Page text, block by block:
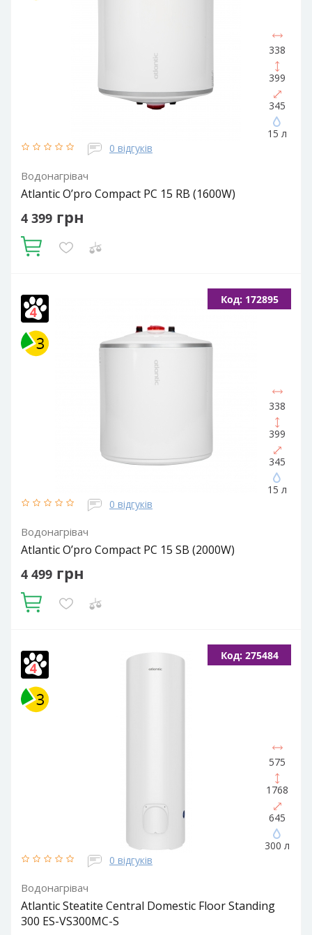
338
399
345
15 л
0 відгуків
Водонагрівач
Atlantic O’pro Compact PC 15 RB (1600W)
4 399 грн
Купити
Вертикальне Тип ТЕНа:
Мокрий
Тип водонагрівача:
Електричний накопичувальний
Slim (Вузька) / Циліндрична
Код: 172895
338
399
345
15 л
0 відгуків
Водонагрівач
Atlantic O’pro Compact PC 15 SB (2000W)
4 499 грн
Купити
Вертикальне Тип ТЕНа:
Мокрий
Потужність ТЕНа, Вт: 2000
Тип водонагрівача:
Електричний накопичувальний
Slim (Вузька) / Циліндрична
Код: 275484
575
1768
645
300 л
0 відгуків
Водонагрівач
Atlantic Steatite Central Domestic Floor Standing
300 ES-VS300MC-S